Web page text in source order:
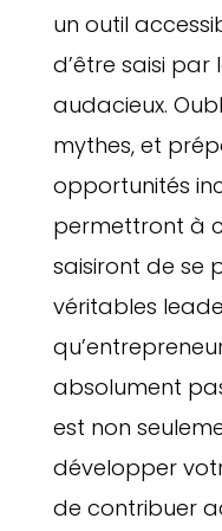
un outil
d’être saisi par
audacieux.
mythes, et
opportunités
permettront à
saisiront de se
véritables
absolument
est non
développer
de contribuer